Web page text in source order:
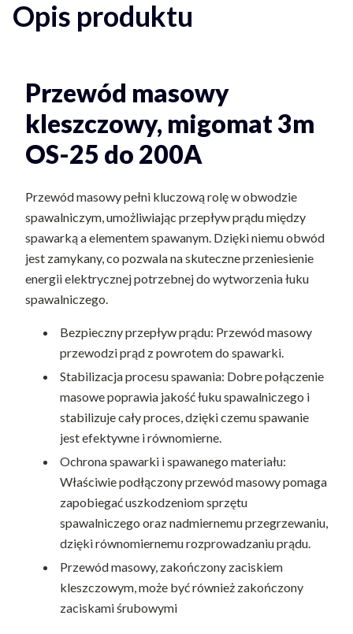
Opis produktu
Przewód masowy
kleszczowy, migomat 3m
OS-25 do 200A
Przewód masowy pełni kluczową rolę w obwodzie
spawalniczym, umożliwiając przepływ prądu między
spawarką a elementem spawanym. Dzięki niemu obwód
jest zamykany, co pozwala na skuteczne przeniesienie
energii elektrycznej potrzebnej do wytworzenia łuku
spawalniczego.
Bezpieczny przepływ prądu: Przewód masowy
przewodzi prąd z powrotem do spawarki.
Stabilizacja procesu spawania: Dobre połączenie
masowe poprawia jakość łuku spawalniczego i
stabilizuje cały proces, dzięki czemu spawanie
jest efektywne i równomierne.
Ochrona spawarki i spawanego materiału:
Właściwie podłączony przewód masowy pomaga
zapobiegać uszkodzeniom sprzętu
spawalniczego oraz nadmiernemu przegrzewaniu,
dzięki równomiernemu rozprowadzaniu prądu.
Przewód masowy, zakończony zaciskiem
kleszczowym, może być również zakończony
zaciskami śrubowymi